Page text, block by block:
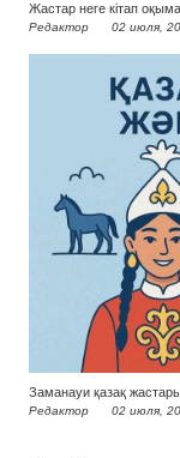
Жастар неге кітап
Редактор 02 июля,
Заманауи қазақ
Редактор 02 июля,